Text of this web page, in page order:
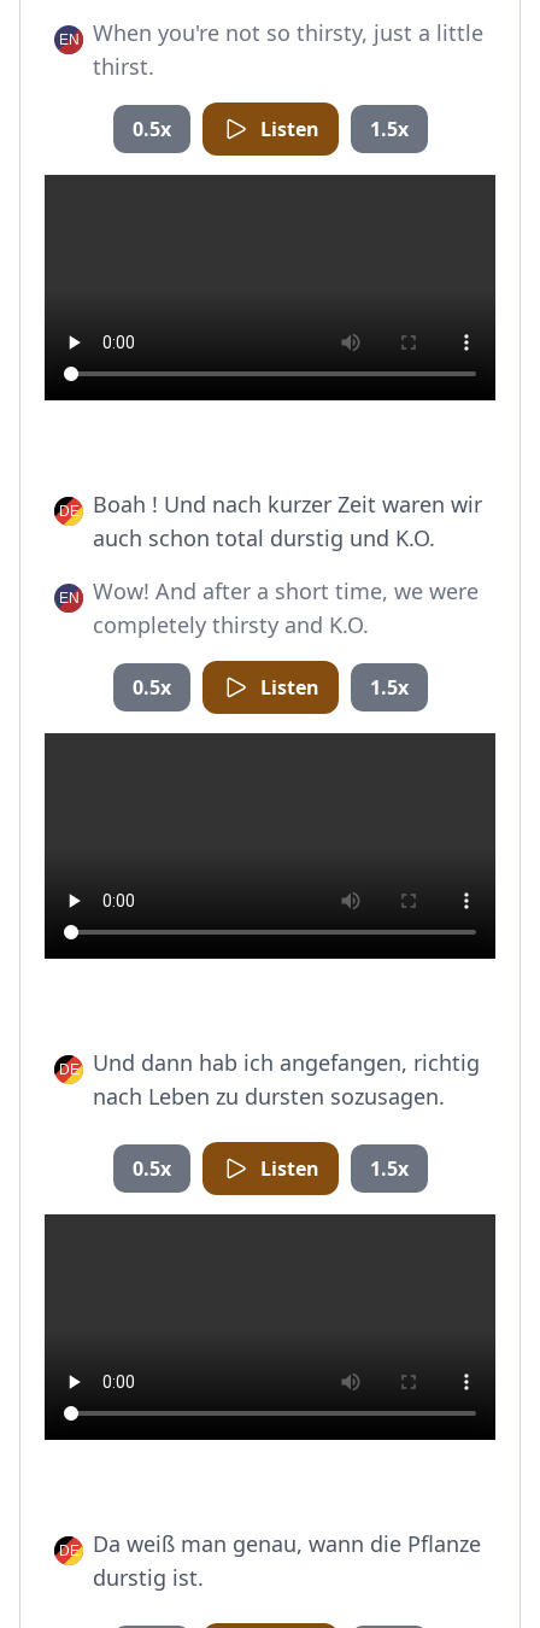
When you're not so thirsty, just a little
thirst.
0.5x Listen 1.5x
Boah ! Und nach kurzer Zeit waren wir
auch schon total durstig und K.O.
Wow! And after a short time, we were
completely thirsty and K.O.
0.5x Listen 1.5x
Und dann hab ich angefangen, richtig
nach Leben zu dursten sozusagen.
0.5x Listen 1.5x
Da weiß man genau, wann die Pflanze
durstig ist.